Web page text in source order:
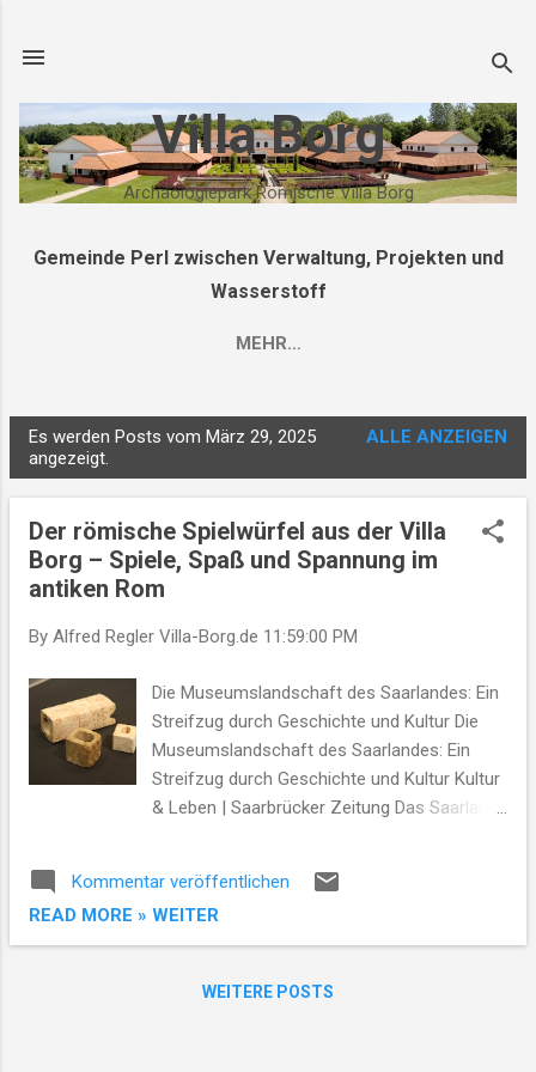
Villa Borg
Archäologiepark Römische Villa Borg
Gemeinde Perl zwischen Verwaltung, Projekten und
Wasserstoff
MEHR…
o
Es werden Posts vom März 29, 2025
angezeigt.
ALLE ANZEIGEN
Der römische Spielwürfel aus der Villa
Borg – Spiele, Spaß und Spannung im
antiken Rom
By Alfred Regler Villa-Borg.de 11:59:00 PM
Die Museumslandschaft des Saarlandes: Ein
Streifzug durch Geschichte und Kultur Die
Museumslandschaft des Saarlandes: Ein
Streifzug durch Geschichte und Kultur Kultur
& Leben | Saarbrücker Zeitung Das Saarland,
beeindruckende Anzahl von Museen, die die
reiche Geschichte und Kultur der Region
widerspiegeln. Von historischen Stätten bis
Kommentar veröffentlichen
READ MORE » WEITER
WEITERE POSTS